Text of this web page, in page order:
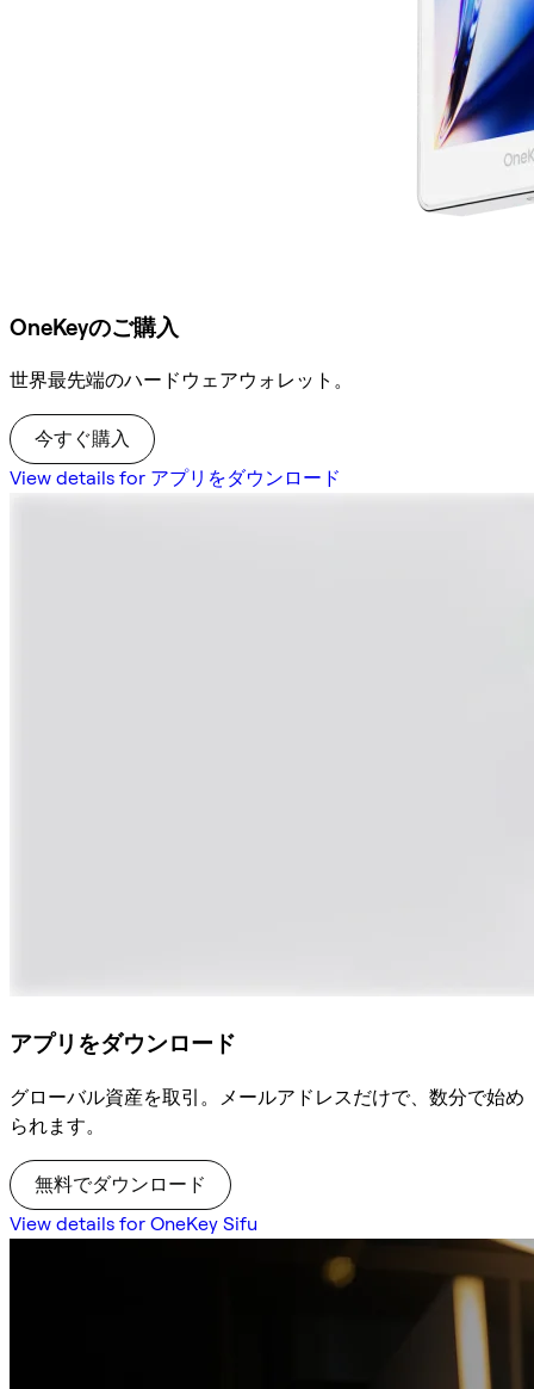
OneKeyのご購入
世界最先端のハードウェアウォレット。
今すぐ購入
View details for アプリをダウンロード
アプリをダウンロード
グローバル資産を取引。メールアドレスだけで、数分で始め
られます。
無料でダウンロード
View details for OneKey Sifu